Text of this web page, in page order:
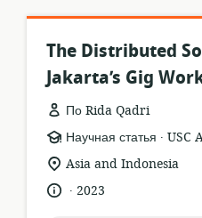
The Distributed
Jakarta’s Gig
По Rida Qadri
формат
ресурса:
Научная статья . USC
актуальное
местонахождение:
Asia and Indonesia
язык:.
опубликовано
2023